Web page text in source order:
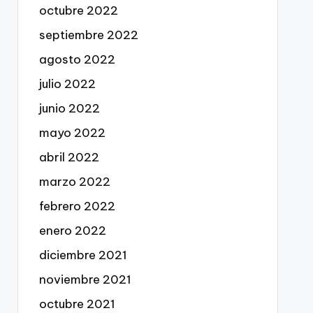
octubre 2022
septiembre 2022
agosto 2022
julio 2022
junio 2022
mayo 2022
abril 2022
marzo 2022
febrero 2022
enero 2022
diciembre 2021
noviembre 2021
octubre 2021